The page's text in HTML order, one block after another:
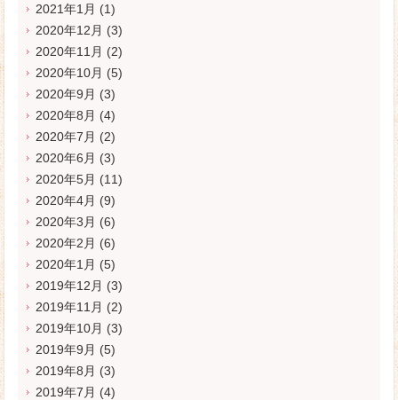
2021年1月 (1)
2020年12月 (3)
2020年11月 (2)
2020年10月 (5)
2020年9月 (3)
2020年8月 (4)
2020年7月 (2)
2020年6月 (3)
2020年5月 (11)
2020年4月 (9)
2020年3月 (6)
2020年2月 (6)
2020年1月 (5)
2019年12月 (3)
2019年11月 (2)
2019年10月 (3)
2019年9月 (5)
2019年8月 (3)
2019年7月 (4)